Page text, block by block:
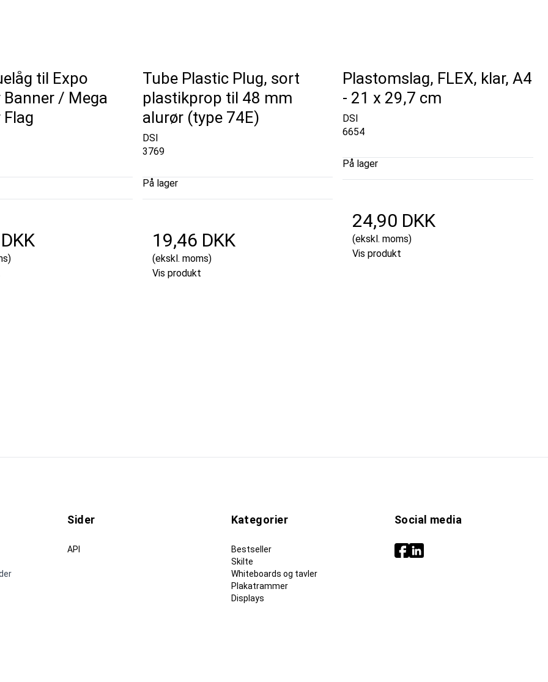
til Expo
/ Mega
Tube Plastic Plug, sort
plastikprop til 48 mm
alurør (type 74E)
DSI
3769
På lager
19,46 DKK
(ekskl. moms)
Vis produkt
Plastomslag, FLEX, klar, A4
- 21 x 29,7 cm
DSI
6654
På lager
24,90 DKK
(ekskl. moms)
Vis produkt
Sider
API
Kategorier
Bestseller
Skilte
Whiteboards og tavler
Plakatrammer
Displays
Social media